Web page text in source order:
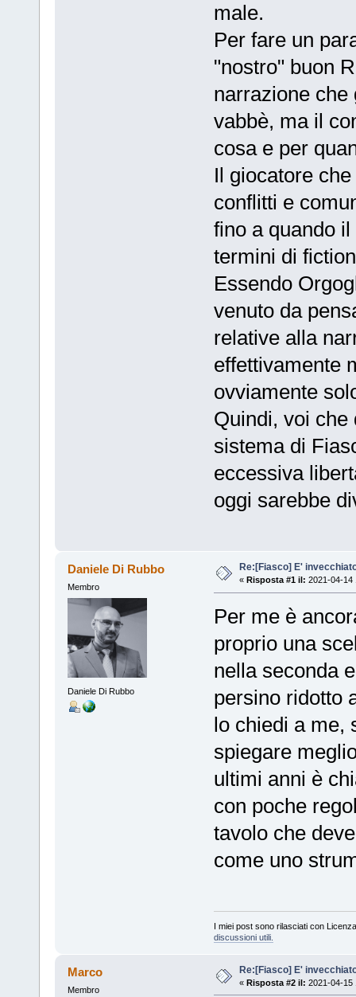
male.
Per fare un
"nostro" buon
narrazione
vabbè, ma il
cosa e per
Il giocatore
conflitti e
fino a quando
termini di
Essendo
venuto da
relative alla
effettivamente
ovviamente
Quindi, voi che
sistema di
eccessiva
oggi sarebbe
Daniele Di Rubbo
Membro
Daniele Di Rubbo
Re:[Fiasco] E'
« Risposta #1 il: 2021-04-14
Per me è
proprio una
nella seconda
persino ridotto
lo chiedi a me,
spiegare
ultimi anni è
con poche
tavolo che
come uno
I miei post sono rilasciati con
discussioni utili.
Marco
Membro
Re:[Fiasco] E'
« Risposta #2 il: 2021-04-15